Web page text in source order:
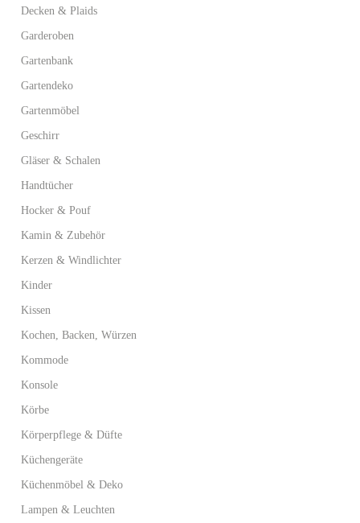
Decken & Plaids
Garderoben
Gartenbank
Gartendeko
Gartenmöbel
Geschirr
Gläser & Schalen
Handtücher
Hocker & Pouf
Kamin & Zubehör
Kerzen & Windlichter
Kinder
Kissen
Kochen, Backen, Würzen
Kommode
Konsole
Körbe
Körperpflege & Düfte
Küchengeräte
Küchenmöbel & Deko
Lampen & Leuchten